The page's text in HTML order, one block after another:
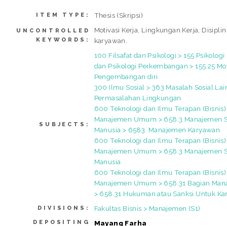
ITEM TYPE: Thesis (Skripsi)
UNCONTROLLED
KEYWORDS:
Motivasi Kerja, Lingkungan Kerja,
karyawan.
SUBJECTS:
100 Filsafat dan Psikologi > 155
dan Psikologi Perkembangan > 155.25
Pengembangan diri
300 Ilmu Sosial > 363 Masalah Sosial
Permasalahan Lingkungan
600 Teknologi dan Ilmu Terapan
Manajemen Umum > 658.3 Manajemen
Manusia > 6583. Manajemen Karyawan
600 Teknologi dan Ilmu Terapan
Manajemen Umum > 658.3 Manajemen
Manusia
600 Teknologi dan Ilmu Terapan
Manajemen Umum > 658.31 Bagian
> 658.31 Hukuman atau Sanksi Untuk
DIVISIONS: Fakultas Bisnis > Manajemen (S1)
DEPOSITING Mayang Farha